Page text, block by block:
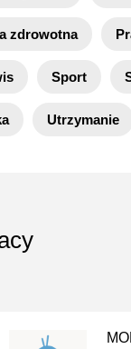
zdrowotna
Sport
Utrzymanie